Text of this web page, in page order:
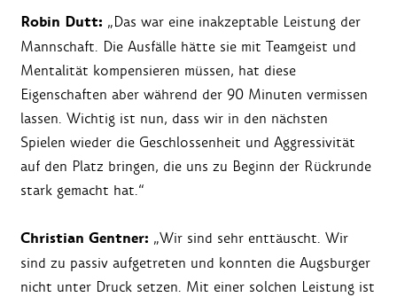
Robin Dutt: „Das war eine inakzeptable Leistung der
Mannschaft. Die Ausfälle hätte sie mit Teamgeist und
Mentalität kompensieren müssen, hat diese
Eigenschaften aber während der 90 Minuten vermissen
lassen. Wichtig ist nun, dass wir in den nächsten
Spielen wieder die Geschlossenheit und Aggressivität
auf den Platz bringen, die uns zu Beginn der Rückrunde
stark gemacht hat.“
Christian Gentner: „Wir sind sehr enttäuscht. Wir
sind zu passiv aufgetreten und konnten die Augsburger
nicht unter Druck setzen. Mit einer solchen Leistung ist